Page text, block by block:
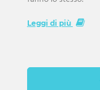
Leggi di più